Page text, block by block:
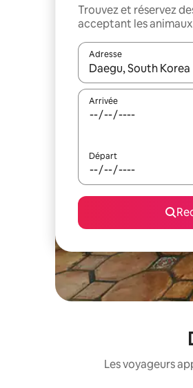
Trouvez et réservez
acceptant les
Adresse
Lorsque les résultats
Arrivée
Départ
Les voyageurs